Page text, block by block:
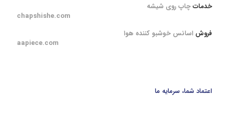
خدماتچاپ روی شیشه
chapshishe.com
فروش اسانس خوشبو کننده هوا
aapiece.com
اعتماد شما، سرمایه ما